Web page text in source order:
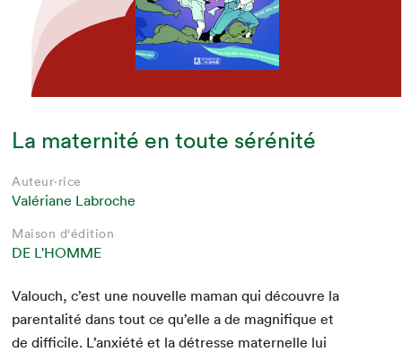
La maternité en toute sérénité
Auteur·rice
Valériane Labroche
Maison d'édition
DE L'HOMME
Val­ouch, c’est une nou­velle maman qui décou­vre la
parental­ité dans tout ce qu’elle a de mag­nifique et
de dif­fi­cile. L’anxiété et la détresse mater­nelle lui